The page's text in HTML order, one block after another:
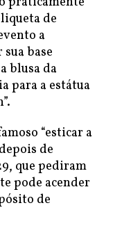
de
a
base
blusa da
para a estátua
“esticar a
de
que pediram
pode acender
de